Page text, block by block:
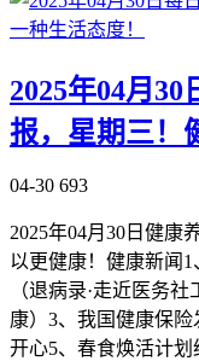
2025年04月
报，星期三！
04-30 693
2025年04月30日健康
以更健康！健康新闻
（退病录·走近医务
康）3、我国健康保
开心5、春食焕活计